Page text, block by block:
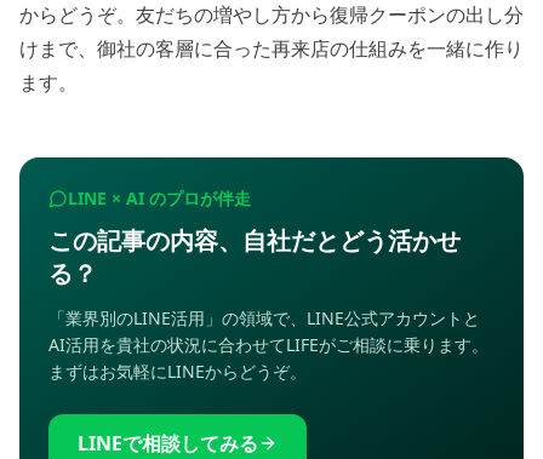
からどうぞ。友だちの増やし方から復帰クーポンの出し分
けまで、御社の客層に合った再来店の仕組みを一緒に作り
ます。
LINE × AI のプロが伴走
この記事の内容、自社だとどう活かせ
る？
「業界別のLINE活用」の領域で、LINE公式アカウントと
AI活用を貴社の状況に合わせてLIFEがご相談に乗ります。
まずはお気軽にLINEからどうぞ。
LINEで相談してみる